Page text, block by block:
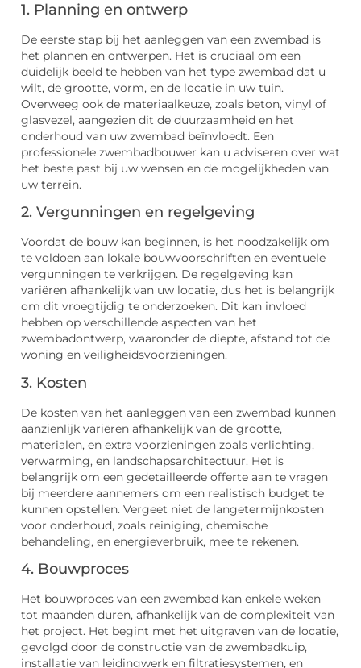
1. Planning en ontwerp
De eerste stap bij het aanleggen van een zwembad is
het plannen en ontwerpen. Het is cruciaal om een
duidelijk beeld te hebben van het type zwembad dat u
wilt, de grootte, vorm, en de locatie in uw tuin.
Overweeg ook de materiaalkeuze, zoals beton, vinyl of
glasvezel, aangezien dit de duurzaamheid en het
onderhoud van uw zwembad beïnvloedt. Een
professionele zwembadbouwer kan u adviseren over wat
het beste past bij uw wensen en de mogelijkheden van
uw terrein.
2. Vergunningen en regelgeving
Voordat de bouw kan beginnen, is het noodzakelijk om
te voldoen aan lokale bouwvoorschriften en eventuele
vergunningen te verkrijgen. De regelgeving kan
variëren afhankelijk van uw locatie, dus het is belangrijk
om dit vroegtijdig te onderzoeken. Dit kan invloed
hebben op verschillende aspecten van het
zwembadontwerp, waaronder de diepte, afstand tot de
woning en veiligheidsvoorzieningen.
3. Kosten
De kosten van het aanleggen van een zwembad kunnen
aanzienlijk variëren afhankelijk van de grootte,
materialen, en extra voorzieningen zoals verlichting,
verwarming, en landschapsarchitectuur. Het is
belangrijk om een gedetailleerde offerte aan te vragen
bij meerdere aannemers om een realistisch budget te
kunnen opstellen. Vergeet niet de langetermijnkosten
voor onderhoud, zoals reiniging, chemische
behandeling, en energieverbruik, mee te rekenen.
4. Bouwproces
Het bouwproces van een zwembad kan enkele weken
tot maanden duren, afhankelijk van de complexiteit van
het project. Het begint met het uitgraven van de locatie,
gevolgd door de constructie van de zwembadkuip,
installatie van leidingwerk en filtratiesystemen, en